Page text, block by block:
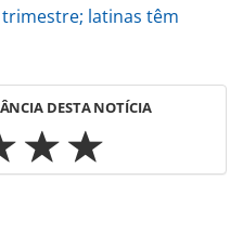
trimestre; latinas têm
DESTA NOTÍCIA